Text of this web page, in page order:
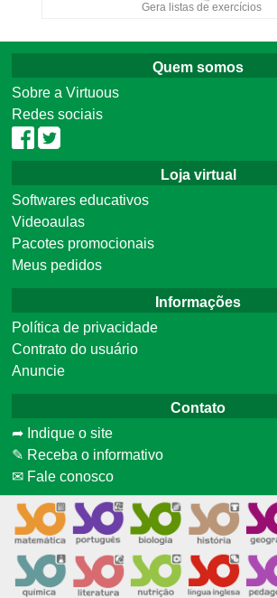
Gera listas de exercícios
Quem somos
Sobre a Virtuous
Redes sociais
Loja virtual
Softwares educativos
Videoaulas
Pacotes promocionais
Meus pedidos
Informações
Política de privacidade
Contrato do usuário
Anuncie
Contato
➦ Indique o site
✎ Receba o informativo
✉ Fale conosco